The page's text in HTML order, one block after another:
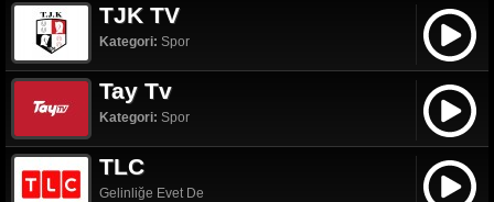
TJK TV
Kategori: Spor
Tay Tv
Kategori: Spor
TLC
Gelinliğe Evet De